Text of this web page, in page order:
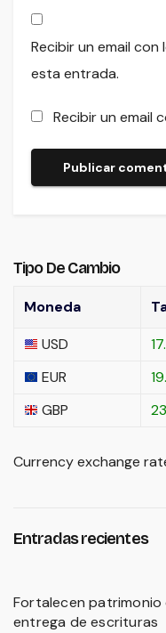
Recibir un email
esta entrada.
Recibir un email
Tipo De Cambio
Moneda
USD
EUR
GBP
Currency exchange
Entradas recientes
Fortalecen patrimonio
entrega de escrituras